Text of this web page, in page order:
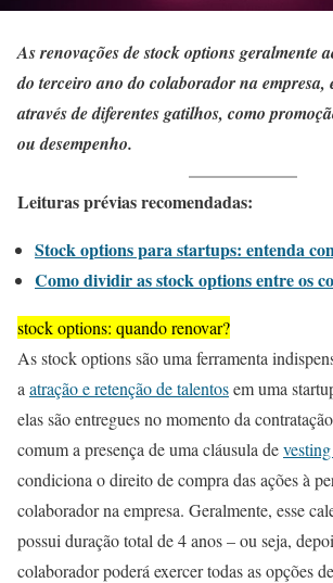
As renovações de stock options geralmente
do terceiro ano do colaborador na empresa,
através de diferentes gatilhos, como
ou desempenho.
Leituras prévias recomendadas:
Stock options para startups: entenda
Como dividir as stock options entre os
stock options: quando renovar?
As stock options são uma ferramenta
a atração e retenção de talentosem uma
elas são entregues no momento da
comum a presença de uma cláusula de
condiciona o direito de compra das ações à
colaborador na empresa. Geralmente, esse
possui duração total de 4 anos – ou seja,
colaborador poderá exercer todas as opções